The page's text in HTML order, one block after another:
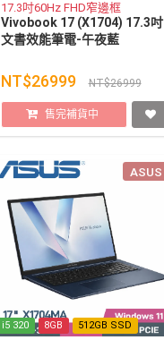
17.3吋60Hz FHD窄邊框
Vivobook 17 (X1704) 17.3吋
文書效能筆電-午夜藍
NT$26999 NT$26999
售完補貨中
ASUS
i5 320 8GB 512GB SSD